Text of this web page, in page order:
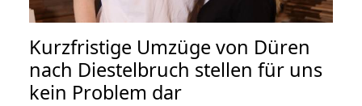
Kurzfristige Umzüge von Düren
nach Diestelbruch stellen für uns
kein Problem dar